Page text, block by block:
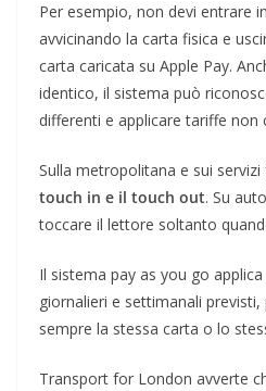
Per esempio, non devi entrare
avvicinando la carta fisica e
carta caricata su Apple Pay.
identico, il sistema può
differenti e applicare tariffe non
Sulla metropolitana e sui
touch in e il touch out. Su
toccare il lettore soltanto
Il sistema pay as you go
giornalieri e settimanali previsti,
sempre la stessa carta o lo
Transport for London avverte